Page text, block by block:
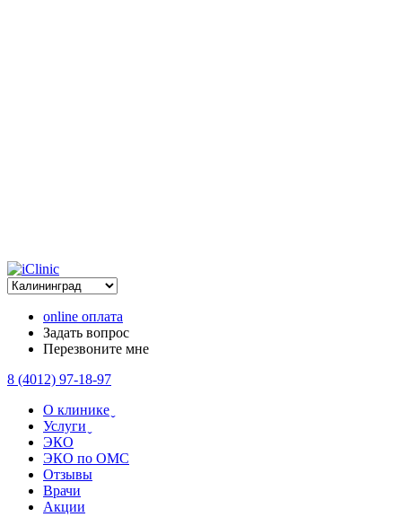
online оплата
Задать вопрос
Перезвоните мне
8 (4012) 97-18-97
О клинике ̬
Услуги ̬
ЭКО
ЭКО по ОМС
Отзывы
Врачи
Акции